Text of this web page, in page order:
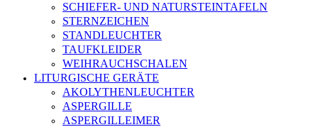
SCHIEFER- UND NATURSTEINTAFELN
STERNZEICHEN
STANDLEUCHTER
TAUFKLEIDER
WEIHRAUCHSCHALEN
LITURGISCHE GERÄTE
AKOLYTHENLEUCHTER
ASPERGILLE
ASPERGILLEIMER